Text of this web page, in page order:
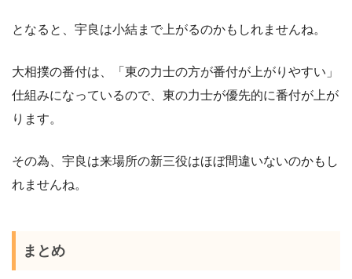
となると、宇良は小結まで上がるのかもしれませんね。
大相撲の番付は、「東の力士の方が番付が上がりやすい」
仕組みになっているので、東の力士が優先的に番付が上が
ります。
その為、宇良は来場所の新三役はほぼ間違いないのかもし
れませんね。
まとめ